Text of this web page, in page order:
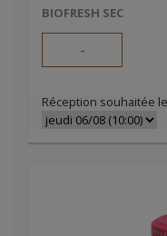
BIOFRESH SEC
-
Réception souhaitée le